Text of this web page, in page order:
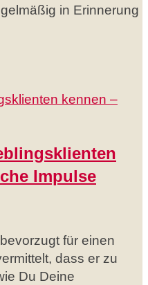
in Erinnerung
Impulse
für einen
dass er zu
Du Deine